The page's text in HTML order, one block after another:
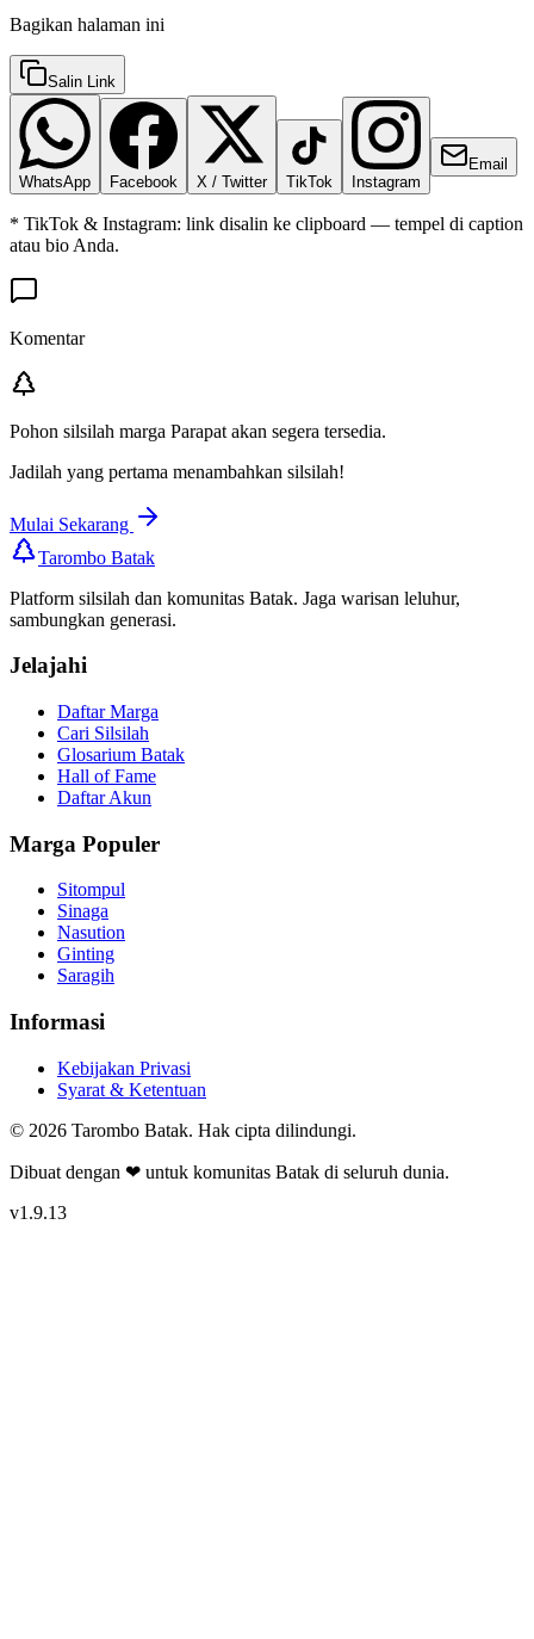
Bagikan halaman ini
Salin Link
WhatsApp Facebook X / Twitter TikTok Instagram
Email
* TikTok & Instagram: link disalin ke clipboard — tempel di caption
atau bio Anda.
Komentar
Pohon silsilah marga Parapat akan segera tersedia.
Jadilah yang pertama menambahkan silsilah!
Mulai Sekarang
Tarombo Batak
Platform silsilah dan komunitas Batak. Jaga warisan leluhur,
sambungkan generasi.
Jelajahi
Daftar Marga
Cari Silsilah
Glosarium Batak
Hall of Fame
Daftar Akun
Marga Populer
Sitompul
Sinaga
Nasution
Ginting
Saragih
Informasi
Kebijakan Privasi
Syarat & Ketentuan
© 2026 Tarombo Batak. Hak cipta dilindungi.
Dibuat dengan ❤ untuk komunitas Batak di seluruh dunia.
v1.9.13